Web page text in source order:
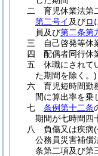
二
育児休業法第
第二号イ及びロ
員及び第二条第
三
自己啓発等休
四
配偶者同行休
五
休職にされて
た期間を除く。)
六
育児短時間勤
間に算出率を乗
七
条例第十二条
期間が七時間四
八
負傷又は疾病(
公務員災害補償
条第二項及び第